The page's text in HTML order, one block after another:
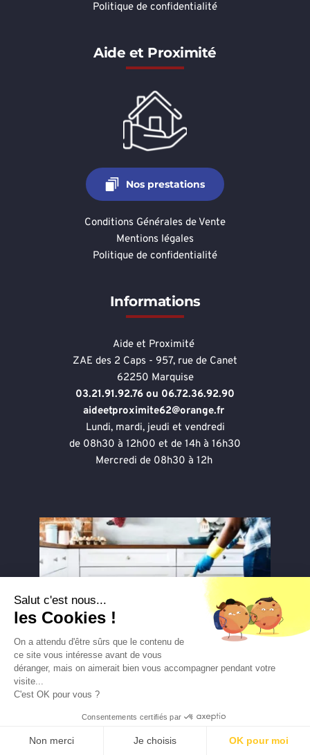
Politique de confidentialité
Aide et Proximité
Nos prestations
Conditions Générales de Vente
Mentions légales
Politique de confidentialité
Informations
Aide et Proximité
ZAE des 2 Caps - 957, rue de Canet
62250 Marquise
03.21.91.92.76 ou 06.72.36.92.90
aideetproximite62@orange.fr
Lundi, mardi, jeudi et vendredi
de 08h30 à 12h00 et de 14h à 16h30
Mercredi de 08h30 à 12h
Ménage et entretien maison
Salut c'est nous...
les Cookies !
On a attendu d'être sûrs que le contenu de
ce site vous intéresse avant de vous
déranger, mais on aimerait bien vous accompagner pendant votre
visite...
C'est OK pour vous ?
Consentements certifiés par
Non merci Je choisis OK pour moi